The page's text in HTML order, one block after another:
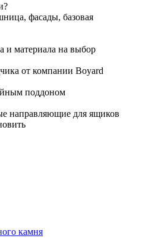
фасады, базовая
и материала на выбор
от компании Boyard
поддоном
направляющие для ящиков
камня